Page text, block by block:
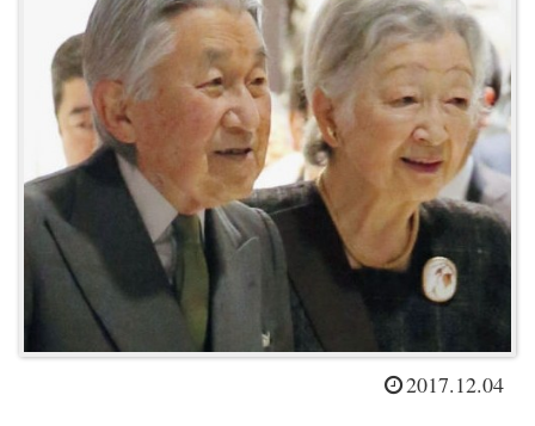
2017.12.04